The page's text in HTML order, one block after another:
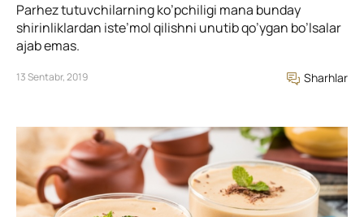
Parhez tutuvchilarning ko’pchiligi mana bunday
shirinliklardan iste’mol qilishni unutib qo’ygan bo’lsalar
ajab emas.
13 Sentabr, 2019 Sharhlar